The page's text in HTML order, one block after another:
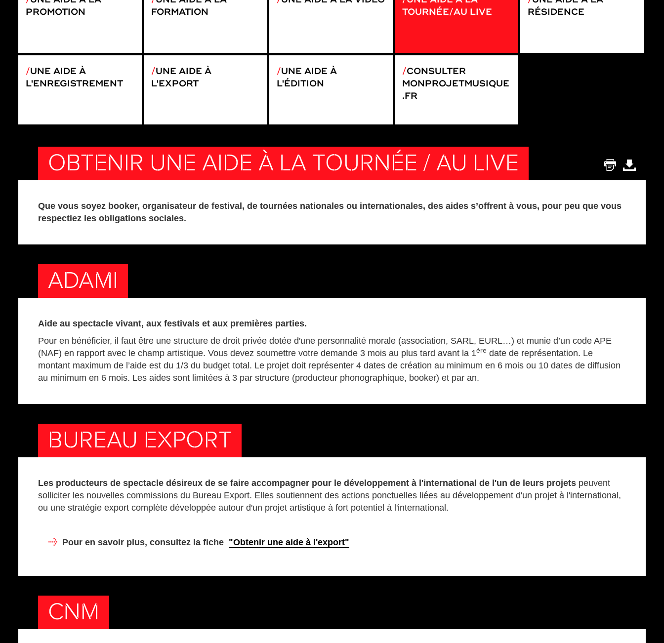
PROMOTION
FORMATION
TOURNÉE/AU LIVE
RÉSIDENCE
UNE AIDE À
L'ENREGISTREMENT
UNE AIDE À
L'EXPORT
UNE AIDE À
L'ÉDITION
CONSULTER
MONPROJETMUSIQUE
.FR
OBTENIR UNE AIDE À LA TOURNÉE / AU LIVE
Que vous soyez booker, organisateur de festival, de tournées nationales ou internationales, des aides s’offrent à vous, pour peu que vous
respectiez les obligations sociales.
ADAMI
Aide au spectacle vivant, aux festivals et aux premières parties.
Pour en bénéficier, il faut être une structure de droit privée dotée d'une personnalité morale (association, SARL, EURL…) et munie d’un code APE
(NAF) en rapport avec le champ artistique. Vous devez soumettre votre demande 3 mois au plus tard avant la 1ère date de représentation. Le
montant maximum de l’aide est du 1/3 du budget total. Le projet doit représenter 4 dates de création au minimum en 6 mois ou 10 dates de diffusion
au minimum en 6 mois. Les aides sont limitées à 3 par structure (producteur phonographique, booker) et par an.
BUREAU EXPORT
Les producteurs de spectacle désireux de se faire accompagner pour le développement à l'international de l'un de leurs projets peuvent
solliciter les nouvelles commissions du Bureau Export. Elles soutiennent des actions ponctuelles liées au développement d'un projet à l'international,
ou une stratégie export complète développée autour d'un projet artistique à fort potentiel à l'international.
Pour en savoir plus, consultez la fiche "Obtenir une aide à l'export"
CNM